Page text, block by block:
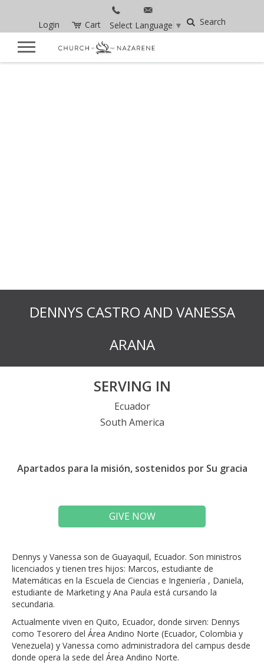
Login Cart Select Language ▼ Search
DENNYS CASTRO AND VANESSA
ARANA
SERVING IN
Ecuador
South America
Apartados para la misión, sostenidos por Su gracia
GIVE NOW
Dennys y Vanessa son de Guayaquil, Ecuador. Son ministros
licenciados y tienen tres hijos: Marcos, estudiante de
Matemáticas en la Escuela de Ciencias e Ingeniería , Daniela,
estudiante de Marketing y Ana Paula está cursando la
secundaria.
Actualmente viven en Quito, Ecuador, donde sirven: Dennys
como Tesorero del Área Andino Norte (Ecuador, Colombia y
Venezuela) y Vanessa como administradora del campus desde
donde opera la sede del Área Andino Norte.